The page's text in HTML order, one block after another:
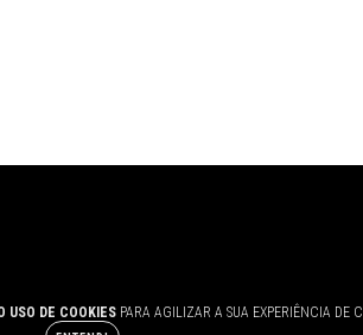
USO DE COOKIESPARA AGILIZAR A SUA EXPERIÊNCIA DE